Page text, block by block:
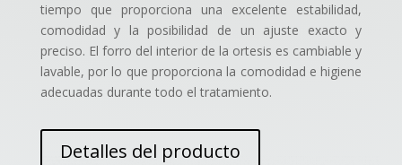
tiempo que proporciona una excelente estabilidad,
comodidad y la posibilidad de un ajuste exacto y
preciso. El forro del interior de la ortesis es cambiable y
lavable, por lo que proporciona la comodidad e higiene
adecuadas durante todo el tratamiento.
Detalles del producto